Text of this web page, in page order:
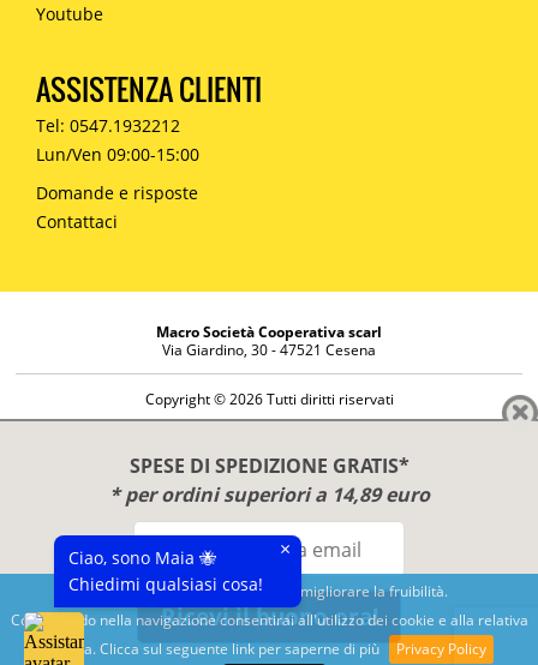
Questo sito utilizza cookies per migliorare la fruibilità.
Continuando nella navigazione consentirai all'utilizzo dei cookie e alla relativa
politica. Clicca sul seguente link per saperne di più
Privacy Policy
SPESE DI SPEDIZIONE GRATIS*
* per ordini superiori a 14,89 euro
Ricevi il buono ora!
Youtube
ASSISTENZA CLIENTI
Tel: 0547.1932212
Lun/Ven 09:00-15:00
Domande e risposte
Contattaci
Macro Società Cooperativa scarl
Via Giardino, 30 - 47521 Cesena
Copyright © 2026 Tutti diritti riservati
Diritto di reso
Disclaimer
Privacy Policy
Benessere e conoscenza dal 1987
Sviluppato daNimaia
Ciao, sono Maia 🐝
Chiedimi qualsiasi cosa!
×